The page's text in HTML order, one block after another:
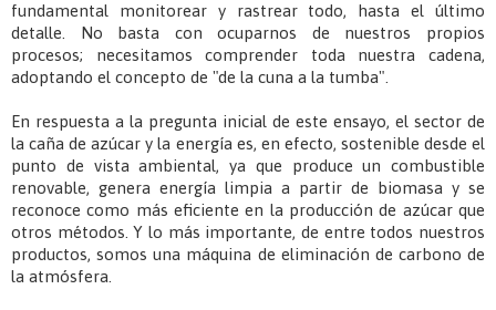
fundamental monitorear y rastrear todo, hasta el último
detalle. No basta con ocuparnos de nuestros propios
procesos; necesitamos comprender toda nuestra cadena,
adoptando el concepto de "de la cuna a la tumba".
En respuesta a la pregunta inicial de este ensayo, el sector de
la caña de azúcar y la energía es, en efecto, sostenible desde el
punto de vista ambiental, ya que produce un combustible
renovable, genera energía limpia a partir de biomasa y se
reconoce como más eficiente en la producción de azúcar que
otros métodos. Y lo más importante, de entre todos nuestros
productos, somos una máquina de eliminación de carbono de
la atmósfera.